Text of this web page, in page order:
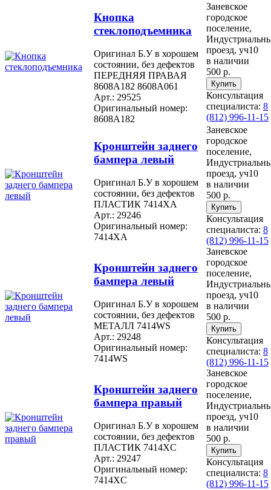
Кнопка
стеклоподъемника
Оригинал Б.У в хорошем
состоянии, без дефектов
ПЕРЕДНЯЯ ПРАВАЯ
8608A182 8608A061
Арт.: 29525
Оригинальный номер:
8608A182
Заневское
городское
поселение,
проезд, уч10
в наличии
500 р.
Консультация
специалиста: 8
(812) 996-11-15
Кронштейн заднего
бампера левый
Оригинал Б.У в хорошем
состоянии, без дефектов
ПЛАСТИК 7414XA
Арт.: 29246
Оригинальный номер:
7414XA
Заневское
городское
поселение,
проезд, уч10
в наличии
500 р.
Консультация
специалиста: 8
(812) 996-11-15
Кронштейн заднего
бампера левый
Оригинал Б.У в хорошем
состоянии, без дефектов
МЕТАЛЛ 7414WS
Арт.: 29248
Оригинальный номер:
7414WS
Заневское
городское
поселение,
проезд, уч10
в наличии
500 р.
Консультация
специалиста: 8
(812) 996-11-15
Кронштейн заднего
бампера правый
Оригинал Б.У в хорошем
состоянии, без дефектов
ПЛАСТИК 7414XC
Арт.: 29247
Оригинальный номер:
7414XC
Заневское
городское
поселение,
проезд, уч10
в наличии
500 р.
Консультация
специалиста: 8
(812) 996-11-15